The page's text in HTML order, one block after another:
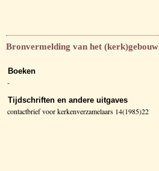
Bronvermelding van het (kerk)gebouw
Boeken
-
Tijdschriften en andere uitgaves
contactbrief voor kerkenverzamelaars 14(1985)22